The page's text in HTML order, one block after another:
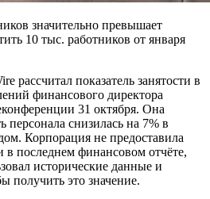
значительно превышает
10 тыс. работников от января
рассчитал показатель занятости в
финансового директора
31 октября. Она
персонала снизилась на 7% в
Корпорация не предоставила
в последнем финансовом отчёте,
исторические данные и
получить это значение.